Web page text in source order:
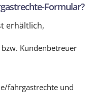
Formular?
erhältlich,
Kundenbetreuer
fahrgastrechte und